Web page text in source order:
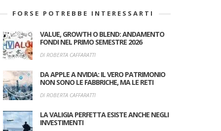
FORSE POTREBBE INTERESSARTI
VALUE, GROWTH O BLEND: ANDAMENTO
FONDI NEL PRIMO SEMESTRE 2026
DI ROBERTA CAFFARATTI
DA APPLE A NVIDIA: IL VERO PATRIMONIO
NON SONO LE FABBRICHE, MA LE RETI
DI ROBERTA CAFFARATTI
LA VALIGIA PERFETTA ESISTE ANCHE NEGLI
INVESTIMENTI